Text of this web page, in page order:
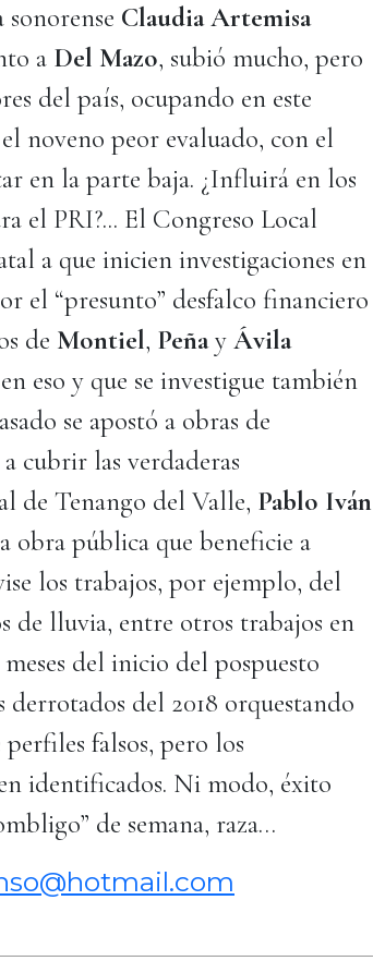
Claudia Artemisa
a Del Mazo, subió mucho, pero
del país, ocupando en este
noveno peor evaluado, con el
en la parte baja. ¿Influirá en los
el PRI?... El Congreso Local
a que inicien investigaciones en
el “presunto” desfalco financiero
de Montiel, Peñay Ávila
eso y que se investigue también
se apostó a obras de
cubrir las verdaderas
de Tenango del Valle, Pablo Iván
obra pública que beneficie a
los trabajos, por ejemplo, del
de lluvia, entre otros trabajos en
del inicio del pospuesto
del 2018 orquestando
falsos, pero los
identificados. Ni modo, éxito
de semana, raza…